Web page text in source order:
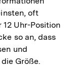
oft
Uhr-Position
so an, dass
und
Größe.